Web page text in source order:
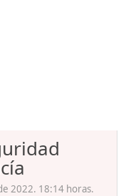
2022. 18:14 horas.